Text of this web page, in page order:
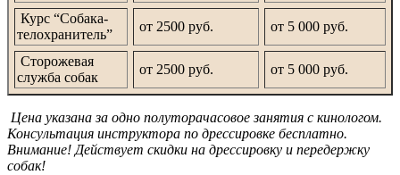
Курс “Собака-
телохранитель”
от 2500 руб. от 5 000 руб.
Сторожевая
служба собак
от 2500 руб. от 5 000 руб.
Цена указана за одно полуторачасовое занятия с кинологом.
Консультация инструктора по дрессировке бесплатно.
Внимание! Действует скидки на дрессировку и передержку
собак!